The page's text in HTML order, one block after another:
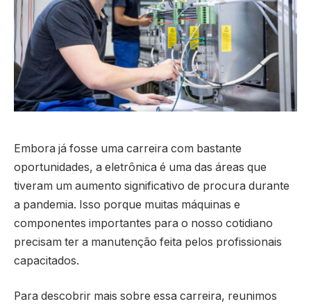
Embora já fosse uma carreira com bastante
oportunidades, a eletrônica é uma das áreas que
tiveram um aumento significativo de procura durante
a pandemia. Isso porque muitas máquinas e
componentes importantes para o nosso cotidiano
precisam ter a manutenção feita pelos profissionais
capacitados.
Para descobrir mais sobre essa carreira, reunimos